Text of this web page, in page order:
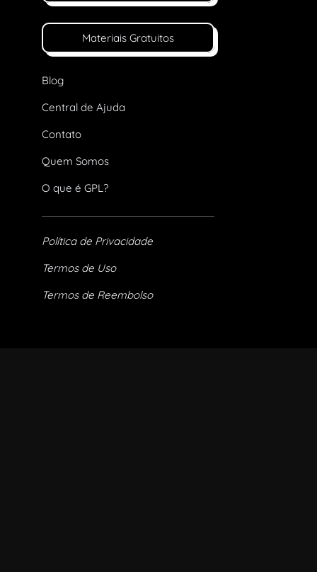
Materiais Gratuitos
Blog
Central de Ajuda
Contato
Quem Somos
O que é GPL?
Política de Privacidade
Termos de Uso
Termos de Reembolso